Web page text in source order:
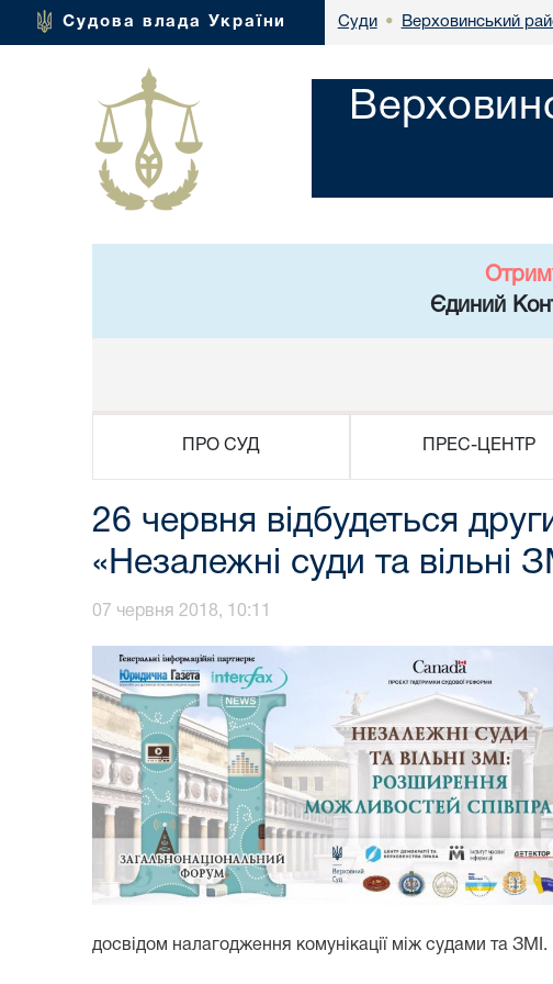
Судова влада України Суди • Верховинський
Єдиний
ПРО СУД ПРЕС-ЦЕНТР
26 червня відбудеться
«Незалежні суди та вільні
07 червня 2018, 10:11
досвідом налагодження комунікації між судами та ЗМІ.